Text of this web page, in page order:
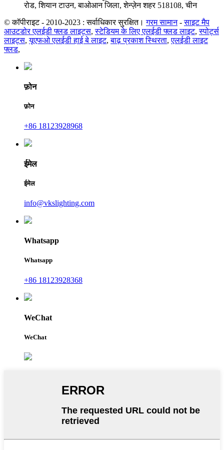
रोड, शियान टाउन, बाओआन जिला, शेन्ज़ेन शहर 518108, चीन
© कॉपीराइट - 2010-2023 : सर्वाधिकार सुरक्षित। गरम सामान-साइट मैप
आउटडोर एलईडी फ्लड लाइट्स,स्टेडियम के लिए एलईडी फ्लड लाइट,स्पोर्ट्स
लाइट्स,यूएफओ एलईडी हाई बे लाइट,बाढ़ प्रकाश स्थिरता,एलईडी लाइट
फ्लड,
फ़ोन
फ़ोन
+86 18123928968
ईमेल
ईमेल
info@vkslighting.com
Whatsapp
Whatsapp
+86 18123928368
WeChat
WeChat